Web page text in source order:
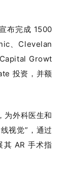
布完成 1500
、Clevelan
Growt
投资，并额
为外科医生和
视觉”，通过
其 AR 手术指